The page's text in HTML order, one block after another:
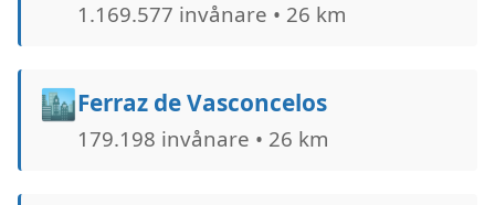
1.169.577 invånare • 26 km
🏙️Ferraz de Vasconcelos
179.198 invånare • 26 km